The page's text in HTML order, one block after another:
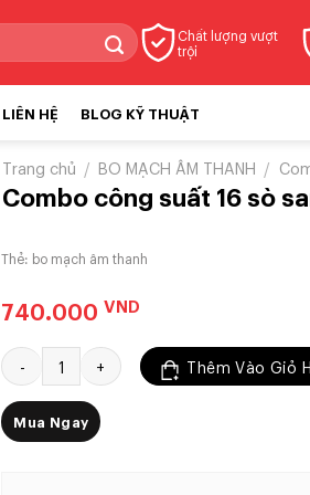
Chất lượng vượt
trội
LIÊN HỆ BLOG KỸ THUẬT
Trang chủ / BO MẠCH ÂM THANH /
Combo công suất 16 sò
Thẻ: bo mạch âm thanh
740.000VND
Combo công suất 16 sò sanken dva và
Thêm Vào Giỏ
Mua Ngay